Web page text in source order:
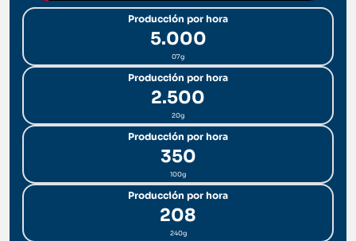
Producción por hora
5.000
07g
Producción por hora
2.500
20g
Producción por hora
350
100g
Producción por hora
208
240g